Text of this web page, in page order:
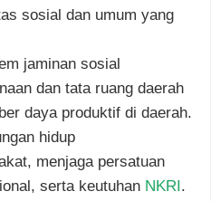
sosial dan umum yang
jaminan sosial
dan tata ruang daerah
daya produktif di daerah.
hidup
menjaga persatuan
serta keutuhan NKRI.